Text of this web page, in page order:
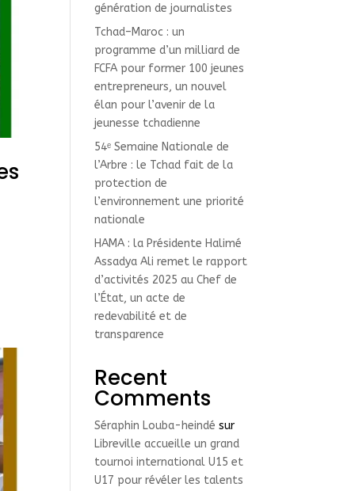
génération de journalistes
Tchad–Maroc : un
programme d’un milliard de
FCFA pour former 100 jeunes
entrepreneurs, un nouvel
élan pour l’avenir de la
jeunesse tchadienne
54ᵉ Semaine Nationale de
l’Arbre : le Tchad fait de la
protection de
l’environnement une priorité
nationale
HAMA : la Présidente Halimé
Assadya Ali remet le rapport
d’activités 2025 au Chef de
l’État, un acte de
redevabilité et de
transparence
Recent
Comments
Séraphin Louba-heindé sur
Libreville accueille un grand
tournoi international U15 et
U17 pour révéler les talents